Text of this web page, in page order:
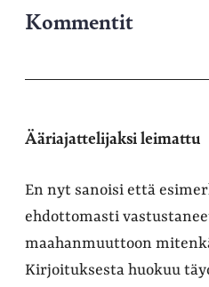
Kommentit
Ääriajattelijaksi leimattu
En nyt sanoisi että
ehdottomasti
maahanmuuttoon
Kirjoituksesta huokuu